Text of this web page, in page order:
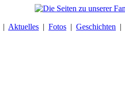
| Aktuelles | Fotos | Geschichten |